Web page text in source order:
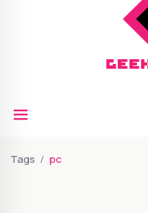
Tags pc